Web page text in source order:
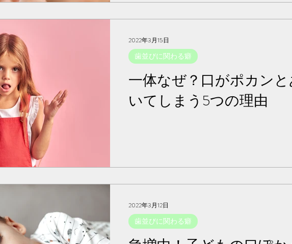
歯科医師/幼児心
普段は歯科医師として
まで虫歯の治療をして
育児の大変さを日々痛
「Lovetooth」を起業
防でホントに大切な話
高い歯のケア法などを
プロフィ
一体なぜ？口がポカンと
いてしまう5つの理由
歯並びに関わる癖
2022年3月15日
歯並びに関わる癖
2022年3月12日